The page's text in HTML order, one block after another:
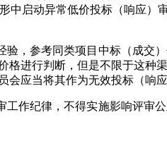
启动异常低价投标（响应）
，参考同类项目中标（成交
进行判断，但是不限于这种
应当将其作为无效投标（响应
作纪律，不得实施影响评审